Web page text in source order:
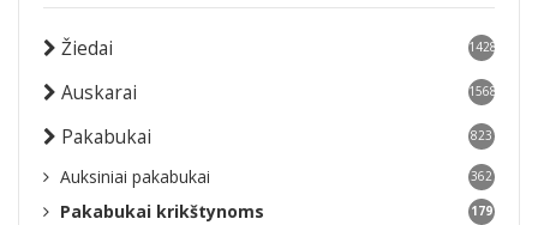
Žiedai 1428
Auskarai 1568
Pakabukai 823
Auksiniai pakabukai 362
Pakabukai krikštynoms 179